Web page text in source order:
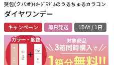
哭包(クバオ)ｲﾒｰｼﾞﾓﾃﾞﾙのうるちゅるカラコン
ダイヤワンデー
キャンペーン 即日発送 1DAY / 1日